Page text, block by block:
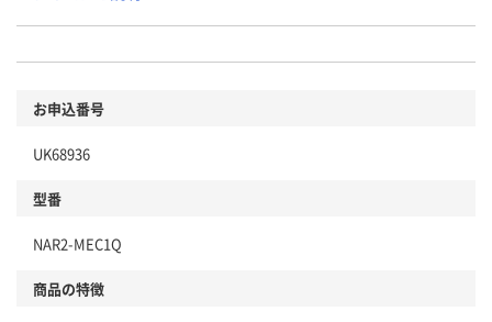
お申込番号
UK68936
型番
NAR2-MEC1Q
商品の特徴